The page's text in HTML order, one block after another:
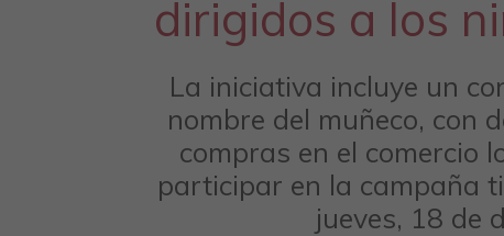
dirigidos a los
La iniciativa incluye un
nombre del muñeco, con
compras en el comercio
participar en la campaña
jueves, 18 de